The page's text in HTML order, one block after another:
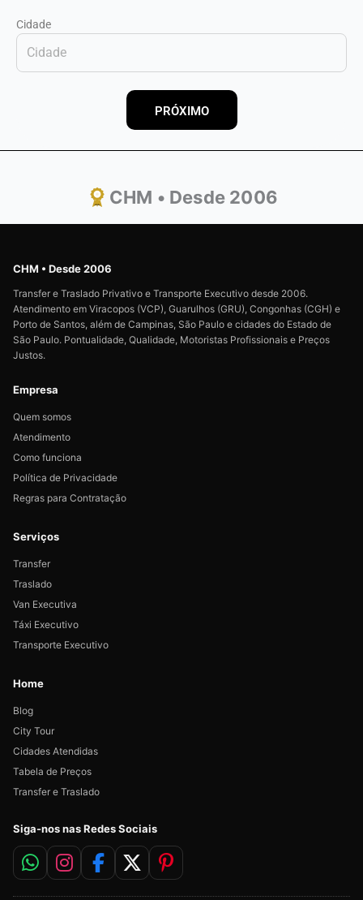
Cidade
PRÓXIMO
CHM • Desde 2006
CHM • Desde 2006
Transfer e Traslado Privativo e Transporte Executivo desde 2006.
Atendimento em Viracopos (VCP), Guarulhos (GRU), Congonhas (CGH) e
Porto de Santos, além de Campinas, São Paulo e cidades do Estado de
São Paulo. Pontualidade, Qualidade, Motoristas Profissionais e Preços
Justos.
Empresa
Quem somos
Atendimento
Como funciona
Política de Privacidade
Regras para Contratação
Serviços
Transfer
Traslado
Van Executiva
Táxi Executivo
Transporte Executivo
Home
Blog
City Tour
Cidades Atendidas
Tabela de Preços
Transfer e Traslado
Siga-nos nas Redes Sociais